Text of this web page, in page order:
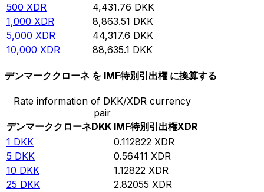
500 XDR 4,431.76 DKK
1,000 XDR 8,863.51 DKK
5,000 XDR 44,317.6 DKK
10,000 XDR 88,635.1 DKK
デンマーククローネ を IMF特別引出権 に換算する
Rate information of DKK/XDR currency
pair
デンマーククローネDKK IMF特別引出権XDR
1 DKK 0.112822 XDR
5 DKK 0.56411 XDR
10 DKK 1.12822 XDR
25 DKK 2.82055 XDR